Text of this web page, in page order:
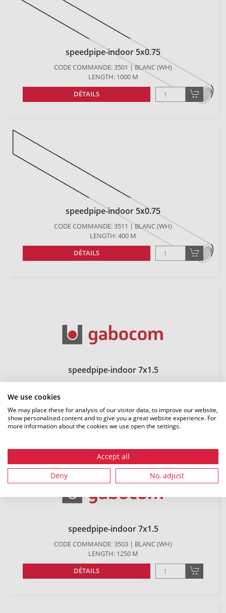
We use cookies
We may place these for analysis of our visitor data, to improve our website,
show personalised content and to give you a great website experience. For
more information about the cookies we use open the settings.
Accept all
Deny No, adjust
speedpipe-indoor 5x0.75
CODE COMMANDE: 3501 | BLANC (WH)
LENGTH: 1000 M
DÉTAILS
speedpipe-indoor 5x0.75
CODE COMMANDE: 3511 | BLANC (WH)
LENGTH: 400 M
DÉTAILS
speedpipe-indoor 7x1.5
DÉTAILS
speedpipe-indoor 7x1.5
CODE COMMANDE: 3503 | BLANC (WH)
LENGTH: 1250 M
DÉTAILS